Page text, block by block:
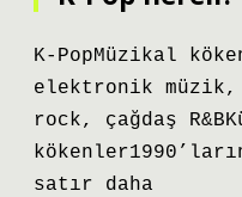
K-PopMüzikal
elektronik
rock, çağdaş
satır daha